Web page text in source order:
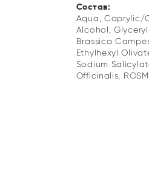
Состав:
Aqua, Caprylic/
Alcohol,
Brassica
Ethylhexyl
Sodium
Officinalis,